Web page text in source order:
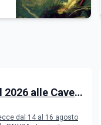
2026 alle Cave
dal 14 al 16 agosto